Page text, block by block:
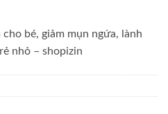
bé, giảm mụn ngứa, lành
nhỏ – shopizin